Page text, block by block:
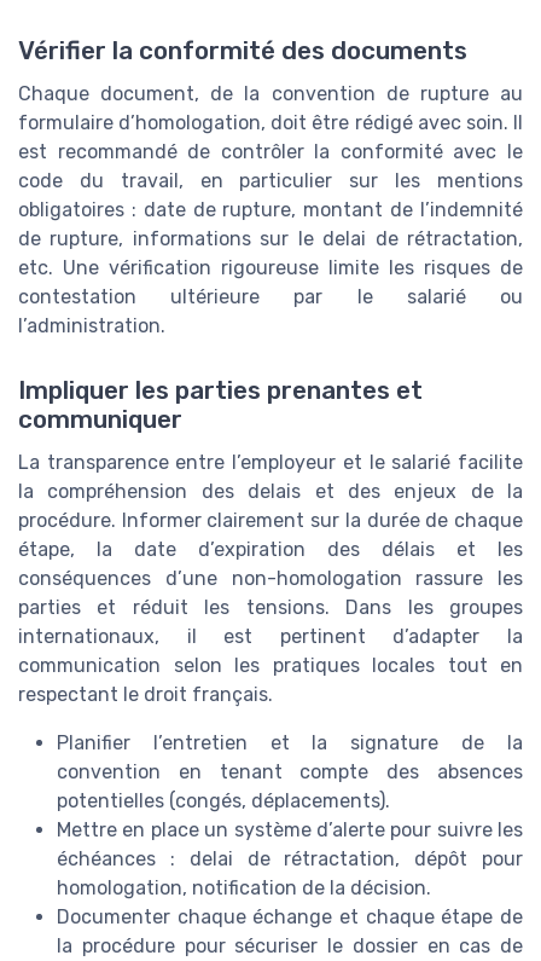
Vérifier la conformité des documents
Chaque document, de la convention de rupture au
formulaire d’homologation, doit être rédigé avec soin. Il
est recommandé de contrôler la conformité avec le
code du travail, en particulier sur les mentions
obligatoires : date de rupture, montant de l’indemnité
de rupture, informations sur le delai de rétractation,
etc. Une vérification rigoureuse limite les risques de
contestation ultérieure par le salarié ou
l’administration.
Impliquer les parties prenantes et
communiquer
La transparence entre l’employeur et le salarié facilite
la compréhension des delais et des enjeux de la
procédure. Informer clairement sur la durée de chaque
étape, la date d’expiration des délais et les
conséquences d’une non-homologation rassure les
parties et réduit les tensions. Dans les groupes
internationaux, il est pertinent d’adapter la
communication selon les pratiques locales tout en
respectant le droit français.
Planifier l’entretien et la signature de la
convention en tenant compte des absences
potentielles (congés, déplacements).
Mettre en place un système d’alerte pour suivre les
échéances : delai de rétractation, dépôt pour
homologation, notification de la décision.
Documenter chaque échange et chaque étape de
la procédure pour sécuriser le dossier en cas de